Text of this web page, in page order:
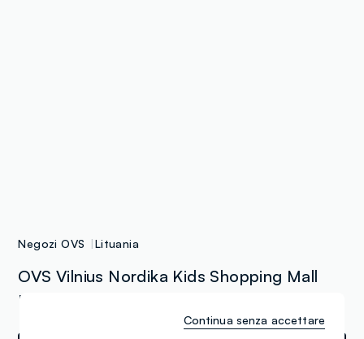
Negozi OVS Lituania
OVS Vilnius Nordika Kids Shopping Mall
Nordika - Vikingu str. 3, Vilnius (XX)
Continua senza accettare